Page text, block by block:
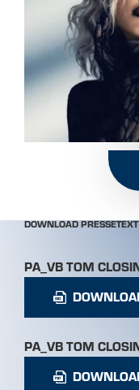
DOWNLOAD PRESSETEXT
PA_VB TOM
PA_VB TOM